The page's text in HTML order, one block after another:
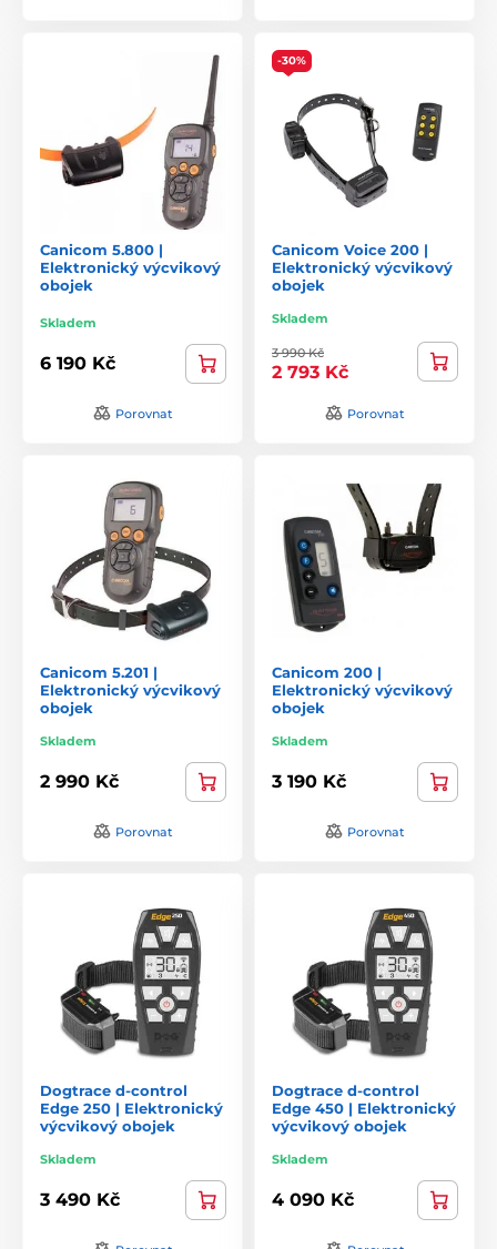
Canicom 5.800 |
Elektronický výcvikový
obojek
Skladem
6 190 Kč
Porovnat
-30%
Canicom Voice 200 |
Elektronický výcvikový
obojek
Skladem
3 990 Kč
2 793 Kč
Porovnat
Canicom 5.201 |
Elektronický výcvikový
obojek
Skladem
2 990 Kč
Porovnat
Canicom 200 |
Elektronický výcvikový
obojek
Skladem
3 190 Kč
Porovnat
Dogtrace d-control
Edge 250 | Elektronický
výcvikový obojek
Skladem
3 490 Kč
Dogtrace d-control
Edge 450 | Elektronický
výcvikový obojek
Skladem
4 090 Kč